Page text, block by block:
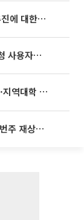
[특징주] 美 중국산 광트랜시버 규제 추진에 대한광통신 등 광통신株 강세
현대차·기아, 이번 주 임단협 재개…하청 사용자성 재심도 ‘변수’
시 연계 '착수'
최태원·노소영 '9440억 분할' 판결, 이번주 재상고 여부 주목